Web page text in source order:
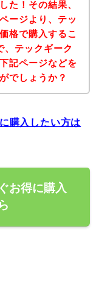
た！その結果、
ージより、テッ
格で購入するこ
、テックギーク
記ページなどを
でしょうか？
購入したい方は
お得に購入